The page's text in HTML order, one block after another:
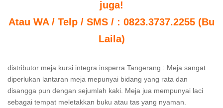
juga!
Atau WA / Telp / SMS / : 0823.3737.2255 (Bu
Laila)
distributor meja kursi integra insperra Tangerang : Meja sangat
diperlukan lantaran meja mepunyai bidang yang rata dan
disangga pun dengan sejumlah kaki. Meja jua mempunyai laci
sebagai tempat meletakkan buku atau tas yang nyaman.